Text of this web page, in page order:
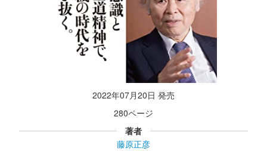
2022年07月20日 発売
280ページ
著者
藤原正彦